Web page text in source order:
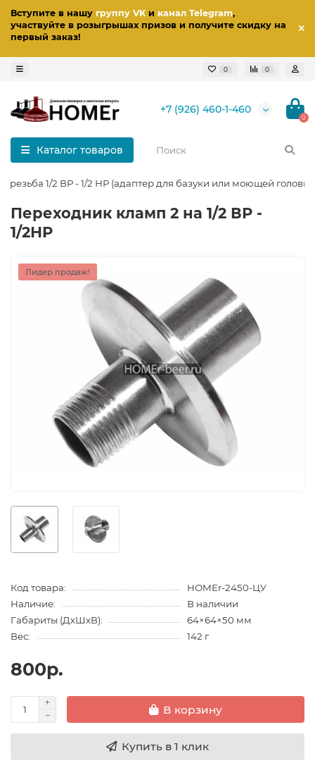
Вступите в нашу группу VKи канал Telegram,
участвуйте в розыгрышах призов и получите скидку на
первый заказ!
0 0
+7 (926) 460-1-460
0
Каталог товаров
резьба 1/2 ВР - 1/2 НР (адаптер для базуки или моющей
Переходник кламп 2 на 1/2 ВР -
1/2НР
Лидер продаж!
Код товара:
HOMEr-2450-ЦУ
Наличие:
В наличии
Габариты (ДхШхВ):
64×64×50 мм
Вес:
142 г
800р.
В корзину
Купить в 1 клик